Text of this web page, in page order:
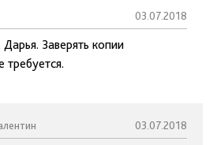
03.07.2018
Дарья. Заверять копии
требуется.
03.07.2018